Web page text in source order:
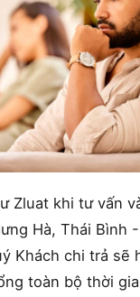
Zluat khi tư vấn
Hà, Thái Bình
Khách chi trả sẽ
toàn bộ thời